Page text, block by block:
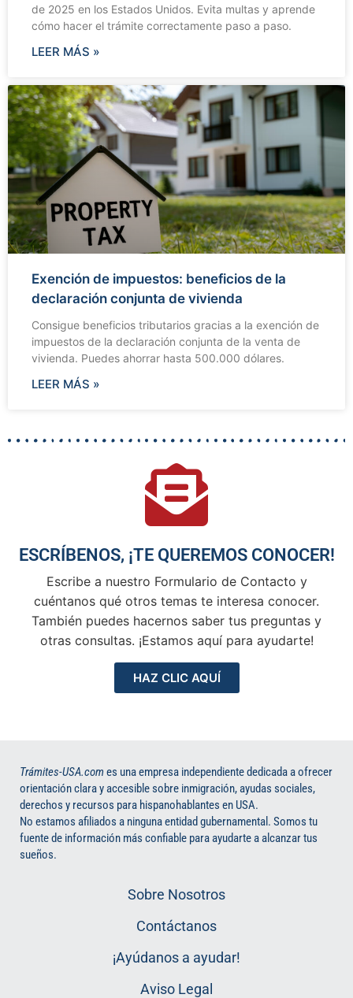
de 2025 en los Estados Unidos. Evita multas y aprende
cómo hacer el trámite correctamente paso a paso.
LEER MÁS »
Exención de impuestos: beneficios de la
declaración conjunta de vivienda
Consigue beneficios tributarios gracias a la exención de
impuestos de la declaración conjunta de la venta de
vivienda. Puedes ahorrar hasta 500.000 dólares.
LEER MÁS »
ESCRÍBENOS, ¡TE QUEREMOS CONOCER!
Escribe a nuestro Formulario de Contacto y
cuéntanos qué otros temas te interesa conocer.
También puedes hacernos saber tus preguntas y
otras consultas. ¡Estamos aquí para ayudarte!
HAZ CLIC AQUÍ
Trámites-USA.comes una empresa independiente dedicada a ofrecer
orientación clara y accesible sobre inmigración, ayudas sociales,
derechos y recursos para hispanohablantes en USA.
No estamos afiliados a ninguna entidad gubernamental. Somos tu
fuente de información más confiable para ayudarte a alcanzar tus
sueños.
Sobre Nosotros
Contáctanos
¡Ayúdanos a ayudar!
Aviso Legal